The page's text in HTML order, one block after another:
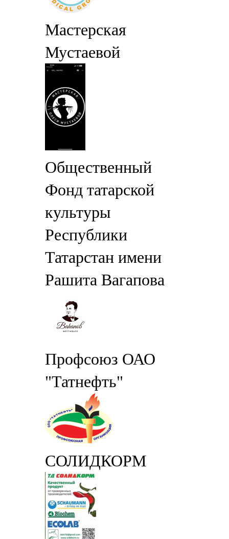
Мастерская
Мустаевой
Общественный
Фонд татарской
культуры
Республики
Татарстан имени
Рашита Вагапова
Профсоюз ОАО
"Татнефть"
СОЛИДКОРМ